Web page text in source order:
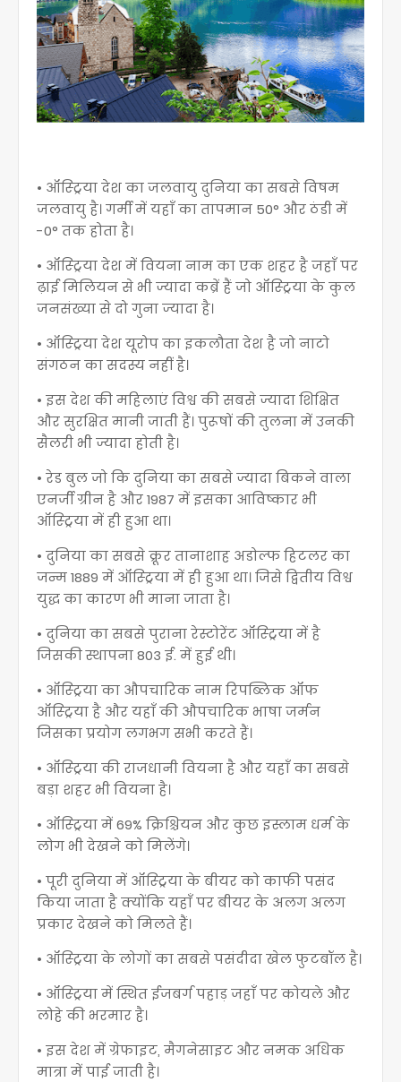
• ऑस्ट्रिया देश का जलवायु दुनिया का सबसे विषम
जलवायु है। गर्मी में यहाँ का तापमान 50° और ठंडी में
-0° तक होता है।
• ऑस्ट्रिया देश में वियना नाम का एक शहर है जहाँ पर
ढ़ाई मिलियन से भी ज्यादा कब्रें हैं जो ऑस्ट्रिया के कुल
जनसंख्या से दो गुना ज्यादा है।
• ऑस्ट्रिया देश यूरोप का इकलौता देश है जो नाटो
संगठन का सदस्य नहीं है।
• इस देश की महिलाएं विश्व की सबसे ज्यादा ‌शिक्षित
और सुरक्षित मानी जाती हैं। पुरूषों की तुलना में उनकी
सैलरी भी ज्यादा होती है।
• रेड बुल जो कि दुनिया का सबसे ज्यादा बिकने वाला
एनर्जी ग्रीन है और 1987 में इसका आविष्कार भी
ऑस्ट्रिया में ही हुआ था।
• दुनिया का सबसे क्रूर तानाशाह अडोल्फ हिटलर का
जन्म 1889 में ऑस्ट्रिया में ही हुआ था। जिसे द्वितीय विश्व
युद्ध का कारण भी माना जाता है।
• दुनिया का सबसे पुराना रेस्टोरेंट ऑस्ट्रिया में है
जिसकी स्थापना 803 ई. में हुई थी।
• ऑस्ट्रिया का औपचारिक नाम रिपब्लिक ऑफ
ऑस्ट्रिया है और यहाँ की औपचारिक भाषा जर्मन
जिसका प्रयोग लगभग सभी करते हैं।
• ऑस्ट्रिया की राजधानी वियना है और यहाँ का सबसे
बड़ा शहर भी वियना है।
• ऑस्ट्रिया में 69% क्रिश्चियन और कुछ इस्लाम धर्म के
लोग भी देखने को मिलेंगे।
• पूरी दुनिया में ऑस्ट्रिया के बीयर को काफी पसंद
किया जाता है क्योंकि यहाँ पर बीयर के अलग अलग
प्रकार देखने को मिलते हैं।
• ऑस्ट्रिया के लोगों का सबसे पसंदीदा खेल फुटबॉल है।
• ऑस्ट्रिया में स्थित ईजबर्ग पहाड़ जहाँ पर कोयले और
लोहे की भरमार है।
• इस देश में ग्रेफाइट, मैगनेसाइट और नमक अधिक
मात्रा में पाई जाती है।